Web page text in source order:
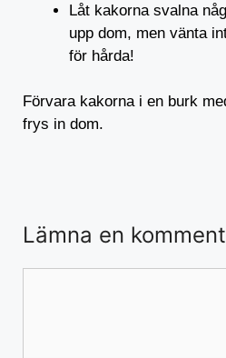
Låt kakorna svalna
upp dom, men vänta
för hårda!
Förvara kakorna i en burk
frys in dom.
Lämna en